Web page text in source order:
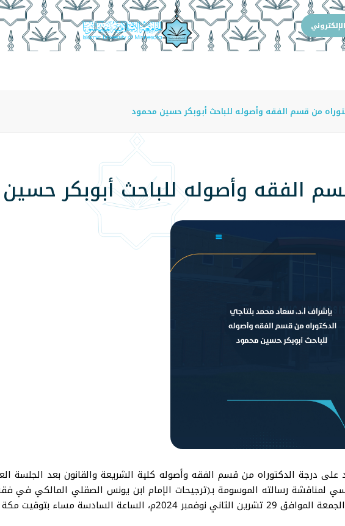
من قسم الفقه وأصوله للباحث أبوبكر حسين محمود
الفقه وأصوله للباحث أبوبكر
درجة الدكتوراه من قسم الفقه وأصوله كلية الشريعة والقانون بعد الجلسة
لمناقشة رسالته الموسومة بـ(ترجيحات الإمام ابن يونس الصقلي المالكي في
السادسة مساء بتوقيت مكة المكرمة.